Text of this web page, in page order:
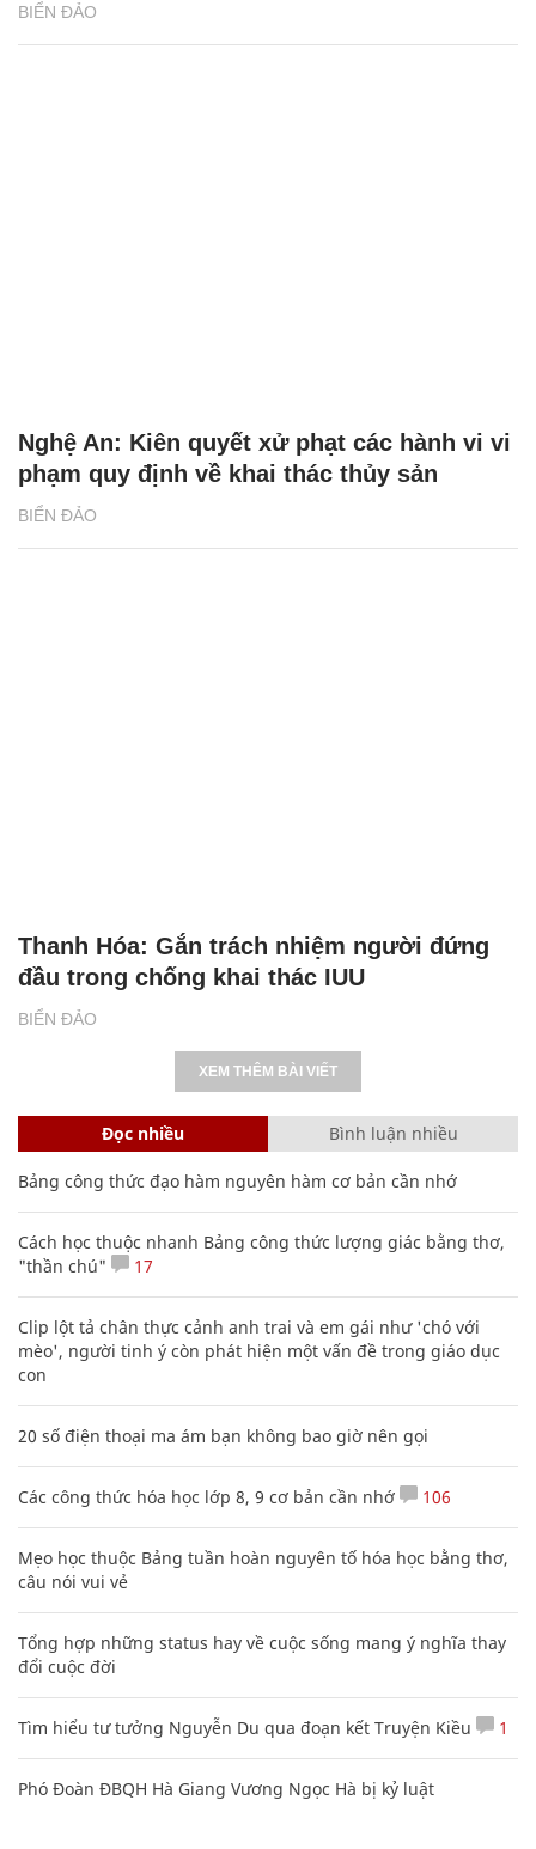
BIỂN ĐẢO
BIỂN ĐẢO
Nghệ An: Kiên quyết xử phạt các hành vi vi
phạm quy định về khai thác thủy sản
BIỂN ĐẢO
Thanh Hóa: Gắn trách nhiệm người đứng
đầu trong chống khai thác IUU
XEM THÊM BÀI VIẾT
Đọc nhiều Bình luận nhiều
Bảng công thức đạo hàm nguyên hàm cơ bản cần nhớ
Cách học thuộc nhanh Bảng công thức lượng giác bằng thơ,
"thần chú"
17
Clip lột tả chân thực cảnh anh trai và em gái như 'chó với
mèo', người tinh ý còn phát hiện một vấn đề trong giáo dục
con
20 số điện thoại ma ám bạn không bao giờ nên gọi
Các công thức hóa học lớp 8, 9 cơ bản cần nhớ 106
Mẹo học thuộc Bảng tuần hoàn nguyên tố hóa học bằng thơ,
câu nói vui vẻ
Tổng hợp những status hay về cuộc sống mang ý nghĩa thay
đổi cuộc đời
Tìm hiểu tư tưởng Nguyễn Du qua đoạn kết Truyện Kiều 1
Phó Đoàn ĐBQH Hà Giang Vương Ngọc Hà bị kỷ luật